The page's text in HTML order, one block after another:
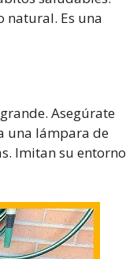
natural. Es una
Asegúrate
una lámpara de
Imitan su entorno